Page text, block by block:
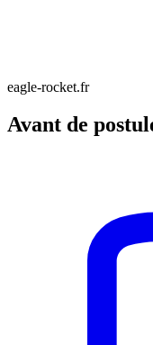
eagle-rocket.fr
Avant de